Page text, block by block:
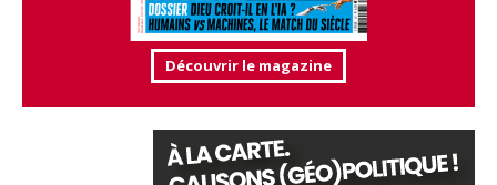
Découvrir le magazine